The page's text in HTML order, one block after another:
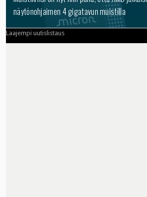
näytönohjaimen 4 gigatavun muistilla
Laajempi uutislistaus